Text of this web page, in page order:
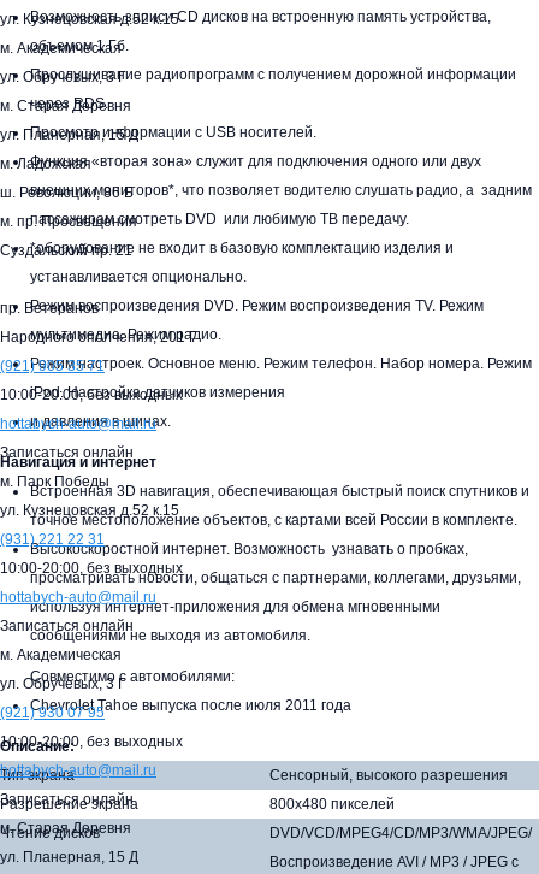
Возможность записи CD дисков на встроенную память устройства,
объемом 1 Гб.
Прослушивание радиопрограмм с получением дорожной информации
через RDS.
Просмотр информации с USB носителей.
Функция «вторая зона» служит для подключения одного или двух
внешних мониторов*, что позволяет водителю слушать радио, а задним
пассажирам смотреть DVD или любимую ТВ передачу.
*оборудование не входит в базовую комплектацию изделия и
устанавливается опционально.
Режим воспроизведения DVD. Режим воспроизведения TV. Режим
мультимедиа. Режим радио.
Режим настроек. Основное меню. Режим телефон. Набор номера. Режим
iPod. Настройка датчиков измерения
и давления в шинах.
Навигация и интернет
Встроенная 3D навигация, обеспечивающая быстрый поиск спутников и
точное местоположение объектов, с картами всей России в комплекте.
Высокоскоростной интернет. Возможность узнавать о пробках,
просматривать новости, общаться с партнерами, коллегами, друзьями,
используя интернет-приложения для обмена мгновенными
сообщениями не выходя из автомобиля.
Совместимо с автомобилями:
Chevrolet Tahoe выпуска после июля 2011 года
Описание:
Тип экрана
Сенсорный, высокого разрешения
Разрешение экрана
800х480 пикселей
Чтение дисков
DVD/VCD/MPEG4/CD/MP3/WMA/JPEG/
Воспроизведение AVI / MP3 / JPEG с
ул. Кузнецовская д.52 к.15
м. Академическая
ул. Обручевых, 3 Г
м. Старая Деревня
ул. Планерная, 15 Д
м. Ладожская
ш. Революции, 86 Б
м. пр. Просвещения
Суздальский пр. 21
пр. Ветеранов
Народного ополчения, 201 Г
(921)905 35 71
10:00-20:00,без выходных
hottabych-auto@mail.ru
Записаться онлайн
м. Парк Победы
ул. Кузнецовская д.52 к.15
(931)221 22 31
10:00-20:00, без выходных
hottabych-auto@mail.ru
Записаться онлайн
м. Академическая
ул. Обручевых, 3 Г
(921)930 07 95
10:00-20:00, без выходных
hottabych-auto@mail.ru
Записаться онлайн
м. Старая Деревня
ул. Планерная, 15 Д